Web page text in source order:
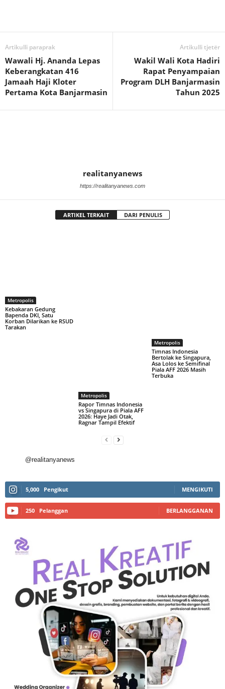
Artikulli paraprak
Wawali Hj. Ananda Lepas
Keberangkatan 416
Jamaah Haji Kloter
Pertama Kota Banjarmasin
Artikulli tjetër
Wakil Wali Kota Hadiri
Rapat Penyampaian
Program DLH Banjarmasin
Tahun 2025
realitanyanews
https://realitanyanews.com
ARTIKEL TERKAIT DARI PENULIS
Metropolis
Kebakaran Gedung
Bapenda DKI, Satu
Korban Dilarikan ke RSUD
Tarakan
Metropolis
Rapor Timnas Indonesia
vs Singapura di Piala AFF
2026: Haye Jadi Otak,
Ragnar Tampil Efektif
Metropolis
Timnas Indonesia
Bertolak ke Singapura,
Asa Lolos ke Semifinal
Piala AFF 2026 Masih
Terbuka
@realitanyanews
5,000 Pengikut MENGIKUTI
250 Pelanggan BERLANGGANAN